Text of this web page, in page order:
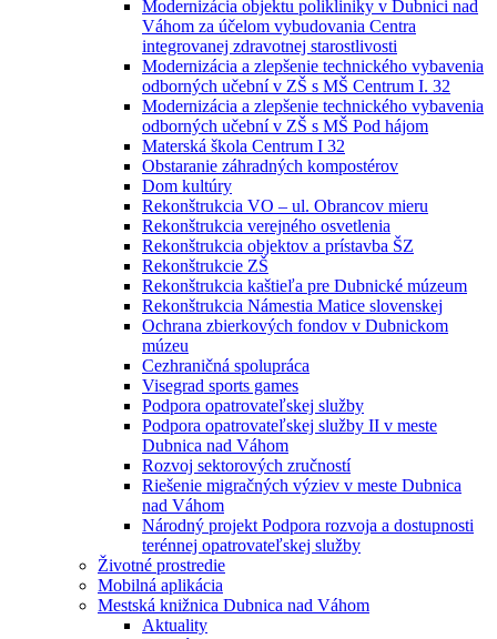
Modernizácia objektu polikliniky v Dubnici nad
Váhom za účelom vybudovania Centra
integrovanej zdravotnej starostlivosti
Modernizácia a zlepšenie technického vybavenia
odborných učební v ZŠ s MŠ Centrum I. 32
Modernizácia a zlepšenie technického vybavenia
odborných učební v ZŠ s MŠ Pod hájom
Materská škola Centrum I 32
Obstaranie záhradných kompostérov
Dom kultúry
Rekonštrukcia VO – ul. Obrancov mieru
Rekonštrukcia verejného osvetlenia
Rekonštrukcia objektov a prístavba ŠZ
Rekonštrukcie ZŠ
Rekonštrukcia kaštieľa pre Dubnické múzeum
Rekonštrukcia Námestia Matice slovenskej
Ochrana zbierkových fondov v Dubnickom
múzeu
Cezhraničná spolupráca
Visegrad sports games
Podpora opatrovateľskej služby
Podpora opatrovateľskej služby II v meste
Dubnica nad Váhom
Rozvoj sektorových zručností
Riešenie migračných výziev v meste Dubnica
nad Váhom
Národný projekt Podpora rozvoja a dostupnosti
terénnej opatrovateľskej služby
Životné prostredie
Mobilná aplikácia
Mestská knižnica Dubnica nad Váhom
Aktuality